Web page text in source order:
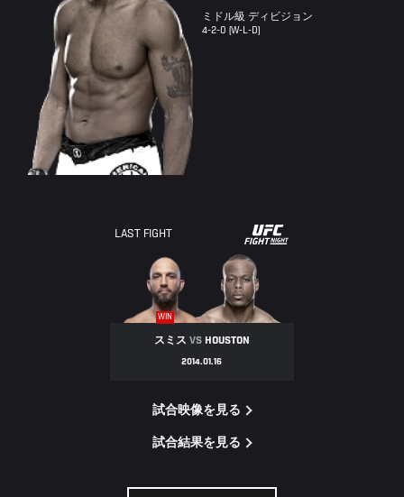
ミドル級 ディビジョン
4-2-0 (W-L-D)
LAST FIGHT
UFC
FIGHT
NIGHT
WIN
スミス VSHOUSTON
2014.01.16
試合映像を見る
試合結果を見る